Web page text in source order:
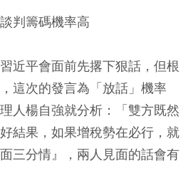
判籌碼機率高
近平會面前先撂下狠話，但根
這次的發言為「放話」機率
人楊自強就分析：「雙方既然
結果，如果增稅勢在必行，就
三分情』，兩人見面的話會有